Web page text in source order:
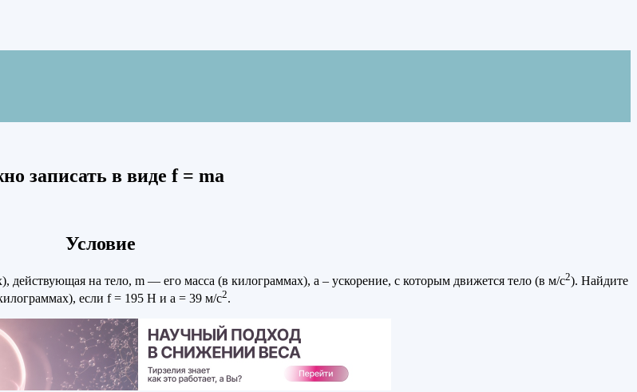
записать в виде f = ma
Условие
на тело, m — его масса (в килограммах), а – ускорение, с которым движется тело (в м/с2). Найдите
если f = 195 Н и а = 39 м/с2.